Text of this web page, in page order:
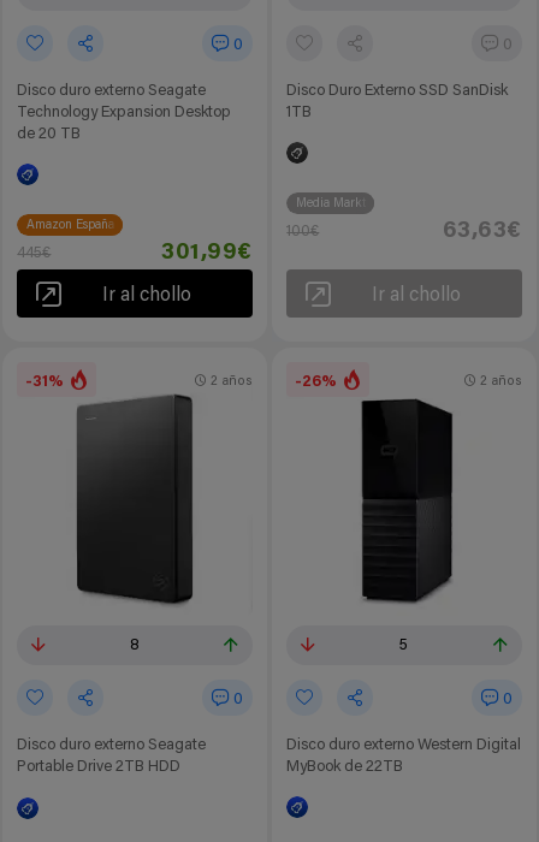
0
Disco duro externo Seagate
Technology Expansion Desktop
de 20 TB
Amazon España
445€ 301,99€
Ir al chollo
0
Disco Duro Externo SSD SanDisk
1TB
Media Markt
100€ 63,63€
Ir al chollo
-31%
8
0
Disco duro externo Seagate
Portable Drive 2TB HDD
2 años -26%
5
0
Disco duro externo Western Digital
MyBook de 22TB
2 años